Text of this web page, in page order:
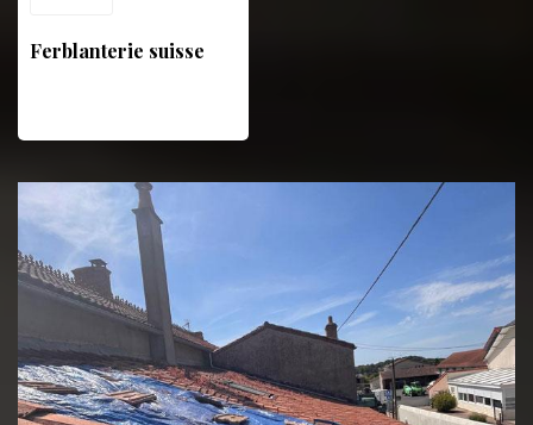
Ferblanterie suisse